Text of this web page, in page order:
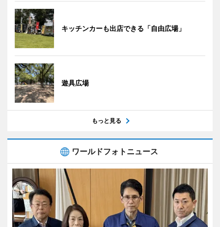
キッチンカーも出店できる「自由広場」
遊具広場
もっと見る
ワールドフォトニュース